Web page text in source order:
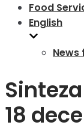
Food
English
News
18